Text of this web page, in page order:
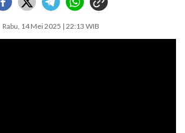
Rabu, 14 Mei 2025 | 22:13 WIB